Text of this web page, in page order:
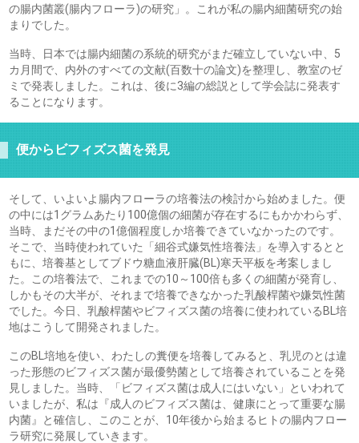
の腸内菌叢(腸内フローラ)の研究」。これが私の腸内細菌研究の始
まりでした。
当時、日本では腸内細菌の系統的研究がまだ確立していない中、5
カ月間で、内外のすべての文献(百数十の論文)を整理し、教室のゼ
ミで発表しました。これは、後に3編の総説として学会誌に発表す
ることになります。
便からビフィズス菌を発見
そして、いよいよ腸内フローラの培養法の検討から始めました。便
の中には1グラムあたり100億個の細菌が存在するにもかかわらず、
当時、まだその中の1億個程度しか培養できていなかったのです。
そこで、当時使われていた「細谷式嫌気性培養法」を導入するとと
もに、培養基としてブドウ糖血液肝臓(BL)寒天平板を考案しまし
た。この培養法で、これまでの10～100倍も多くの細菌が発育し、
しかもその大半が、それまで培養できなかった乳酸桿菌や嫌気性菌
でした。今日、乳酸桿菌やビフィズス菌の培養に使われているBL培
地はこうして開発されました。
このBL培地を使い、わたしの糞便を培養してみると、乳児のとは違
った形態のビフィズス菌が最優勢菌として培養されていることを発
見しました。当時、「ビフィズス菌は成人にはいない」といわれて
いましたが、私は『成人のビフィズス菌は、健康にとって重要な腸
内菌』と確信し、このことが、10年後から始まるヒトの腸内フロー
ラ研究に発展していきます。